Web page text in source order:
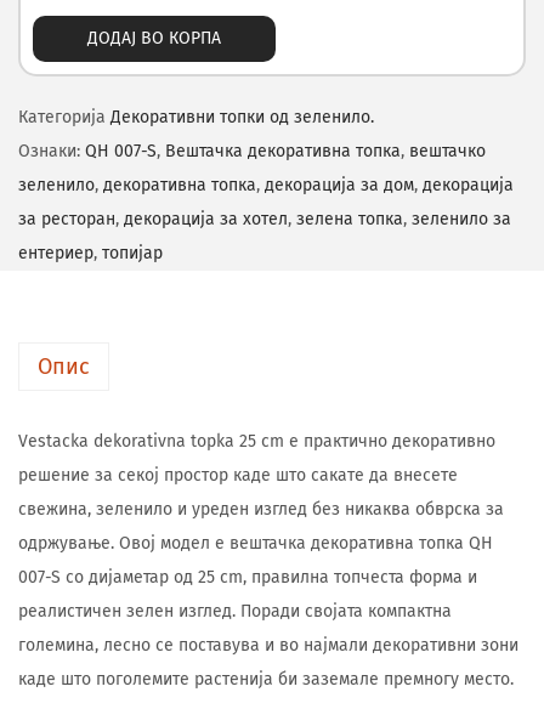
ДОДАЈ ВО КОРПА
КатегоријаДекоративни топки од зеленило.
Ознаки: QH 007-S, Вештачка декоративна топка, вештачко
зеленило, декоративна топка, декорација за дом, декорација
за ресторан, декорација за хотел, зелена топка, зеленило за
ентериер, топијар
Опис
Vestacka dekorativna topka 25 cm е практично декоративно
решение за секој простор каде што сакате да внесете
свежина, зеленило и уреден изглед без никаква обврска за
одржување. Овој модел е вештачка декоративна топка QH
007-S со дијаметар од 25 cm, правилна топчеста форма и
реалистичен зелен изглед. Поради својата компактна
големина, лесно се поставува и во најмали декоративни зони
каде што поголемите растенија би заземале премногу место.